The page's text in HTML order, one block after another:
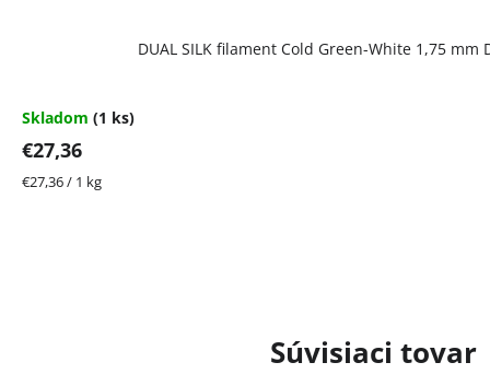
Súvisiaci tovar
DUAL SILK filament Cold Green-White 1,75 mm
Skladom (1 ks)
€27,36
Jednotková
€27,36 / 1 kg